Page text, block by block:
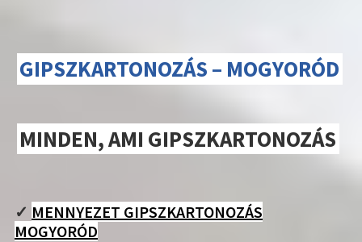
GIPSZKARTONOZÁS – MOGYORÓD
MINDEN, AMI GIPSZKARTONOZÁS
✓ MENNYEZET GIPSZKARTONOZÁS
MOGYORÓD